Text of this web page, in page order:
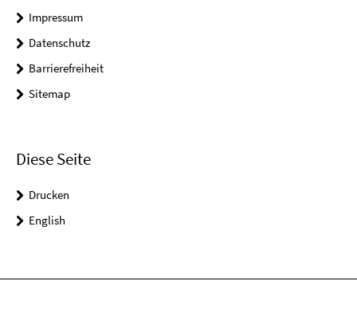
Impressum
Datenschutz
Barrierefreiheit
Sitemap
Diese Seite
Drucken
English